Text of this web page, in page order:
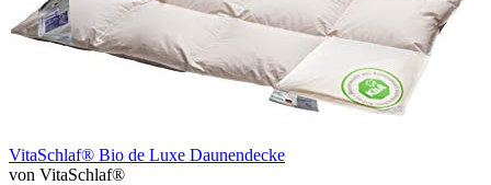
VitaSchlaf® Bio de Luxe Daunendecke
von VitaSchlaf®